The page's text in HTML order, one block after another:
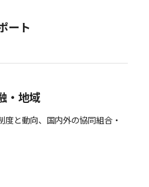
ート
・地域
と動向、国内外の協同組合・